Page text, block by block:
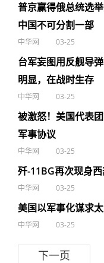
普京赢得俄总统选
中国不可分割一部
中华网 03-25
台军妄图用反舰导
明显，在战时生存
中华网 03-25
被激怒！美国代表
军事协议
中华网 03-25
歼-11BG再次现身西
中华网 03-25
美国以军事化谋求
中华网 03-25
下一页